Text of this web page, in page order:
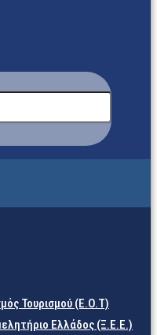
Τουρισμού (Ε.Ο.Τ)
Ελλάδος (Ξ.Ε.Ε.)